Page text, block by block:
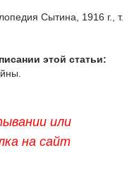
Сытина, 1916 г., т.
этой статьи:
или
на сайт